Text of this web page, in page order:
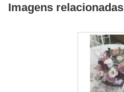
Imagens relacionadas